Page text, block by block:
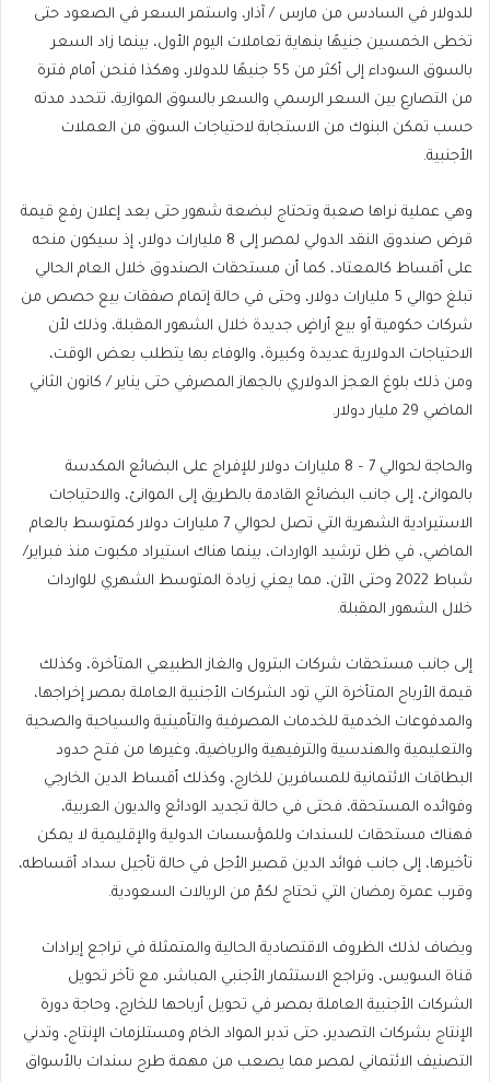
للدولار في السادس من مارس / آذار، واستمر السعر في الصعود حتى
تخطى الخمسين جنيهًا بنهاية تعاملات اليوم الأول، بينما زاد السعر
بالسوق السوداء إلى أكثر من 55 جنيهًا للدولار، وهكذا فنحن أمام فترة
من التصارع بين السعر الرسمي والسعر بالسوق الموازية، تتحدد مدته
حسب تمكن البنوك من الاستجابة لاحتياجات السوق من العملات
الأجنبية.
وهي عملية نراها صعبة وتحتاج لبضعة شهور حتى بعد إعلان رفع قيمة
قرض صندوق النقد الدولي لمصر إلى 8 مليارات دولار، إذ سيكون منحه
على أقساط كالمعتاد، كما أن مستحقات الصندوق خلال العام الحالي
تبلغ حوالي 5 مليارات دولار، وحتى في حالة إتمام صفقات بيع حصص من
شركات حكومية أو بيع أراضٍ جديدة خلال الشهور المقبلة، وذلك لأن
الاحتياجات الدولارية عديدة وكبيرة، والوفاء بها يتطلب بعض الوقت،
ومن ذلك بلوغ العجز الدولاري بالجهاز المصرفي حتى يناير / كانون الثاني
الماضي 29 مليار دولار.
والحاجة لحوالي 7 – 8 مليارات دولار للإفراج على البضائع المكدسة
بالموانئ، إلى جانب البضائع القادمة بالطريق إلى الموانئ، والاحتياجات
الاستيرادية الشهرية التي تصل لحوالي 7 مليارات دولار كمتوسط بالعام
الماضي، في ظل ترشيد الواردات، بينما هناك استيراد مكبوت منذ فبراير/
شباط 2022 وحتى الآن، مما يعني زيادة المتوسط الشهري للواردات
خلال الشهور المقبلة.
إلى جانب مستحقات شركات البترول والغاز الطبيعي المتأخرة، وكذلك
قيمة الأرباح المتأخرة التي تود الشركات الأجنبية العاملة بمصر إخراجها،
والمدفوعات الخدمية للخدمات المصرفية والتأمينية والسياحية والصحية
والتعليمية والهندسية والترفيهية والرياضية، وغيرها من فتح حدود
البطاقات الائتمانية للمسافرين للخارج، وكذلك أقساط الدين الخارجي
وفوائده المستحقة، فحتى في حالة تجديد الودائع والديون العربية،
فهناك مستحقات للسندات وللمؤسسات الدولية والإقليمية لا يمكن
تأخيرها، إلى جانب فوائد الدين قصير الأجل في حالة تأجيل سداد أقساطه،
وقرب عمرة رمضان التي تحتاج لكمّ من الريالات السعودية.
ويضاف لذلك الظروف الاقتصادية الحالية والمتمثلة في تراجع إيرادات
قناة السويس، وتراجع الاستثمار الأجنبي المباشر، مع تأخر تحويل
الشركات الأجنبية العاملة بمصر في تحويل أرباحها للخارج، وحاجة دورة
الإنتاج بشركات التصدير، حتى تدبر المواد الخام ومستلزمات الإنتاج، وتدني
التصنيف الائتماني لمصر مما يصعب من مهمة طرح سندات بالأسواق